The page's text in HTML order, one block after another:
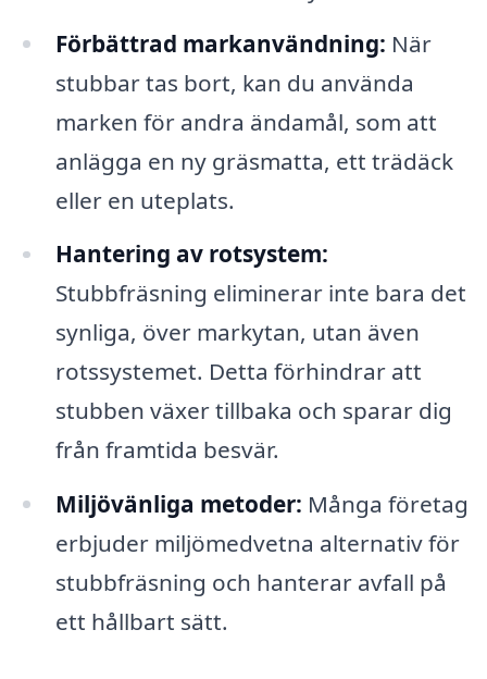
Förbättrad markanvändning: När
stubbar tas bort, kan du använda
marken för andra ändamål, som att
anlägga en ny gräsmatta, ett trädäck
eller en uteplats.
Hantering av rotsystem:
Stubbfräsning eliminerar inte bara det
synliga, över markytan, utan även
rotssystemet. Detta förhindrar att
stubben växer tillbaka och sparar dig
från framtida besvär.
Miljövänliga metoder: Många företag
erbjuder miljömedvetna alternativ för
stubbfräsning och hanterar avfall på
ett hållbart sätt.